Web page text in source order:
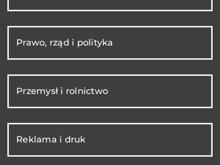
Prawo, rząd i polityka
Przemysł i rolnictwo
Reklama i druk